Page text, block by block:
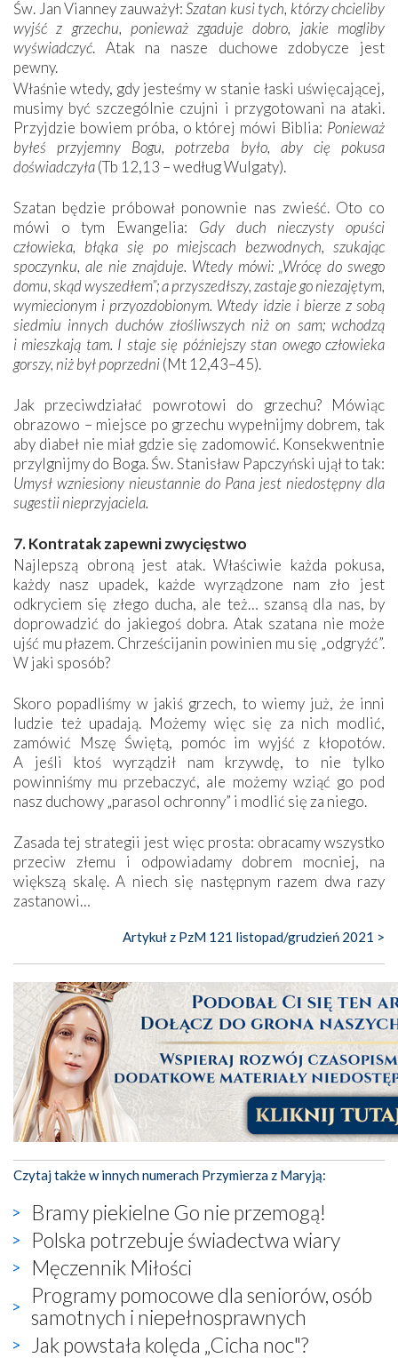
Św. Jan Vianney zauważył:Szatan kusi tych, którzy chcieliby
wyjść z grzechu, ponieważ zgaduje dobro, jakie mogliby
wyświadczyć. Atak na nasze duchowe zdobycze jest
pewny.
Właśnie wtedy, gdy jesteśmy w stanie łaski uświęcającej,
musimy być szczególnie czujni i przygotowani na ataki.
Przyjdzie bowiem próba, o której mówi Biblia: Ponieważ
byłeś przyjemny Bogu, potrzeba było, aby cię pokusa
doświadczyła(Tb 12,13 – według Wulgaty).
Szatan będzie próbował ponownie nas zwieść. Oto co
mówi o tym Ewangelia: Gdy duch nieczysty opuści
człowieka, błąka się po miejscach bezwodnych, szukając
spoczynku, ale nie znajduje. Wtedy mówi: „Wrócę do swego
domu, skąd wyszedłem”; a przyszedłszy, zastaje go niezajętym,
wymiecionym i przyozdobionym. Wtedy idzie i bierze z sobą
siedmiu innych duchów złośliwszych niż on sam; wchodzą
i mieszkają tam. I staje się późniejszy stan owego człowieka
gorszy, niż był poprzedni(Mt 12,43–45).
Jak przeciwdziałać powrotowi do grzechu? Mówiąc
obrazowo – miejsce po grzechu wypełnijmy dobrem, tak
aby diabeł nie miał gdzie się zadomowić. Konsekwentnie
przylgnijmy do Boga. Św. Stanisław Papczyński ujął to tak:
Umysł wzniesiony nieustannie do Pana jest niedostępny dla
sugestii nieprzyjaciela.
7. Kontratak zapewni zwycięstwo
Najlepszą obroną jest atak. Właściwie każda pokusa,
każdy nasz upadek, każde wyrządzone nam zło jest
odkryciem się złego ducha, ale też… szansą dla nas, by
doprowadzić do jakiegoś dobra. Atak szatana nie może
ujść mu płazem. Chrześcijanin powinien mu się „odgryźć”.
W jaki sposób?
Skoro popadliśmy w jakiś grzech, to wiemy już, że inni
ludzie też upadają. Możemy więc się za nich modlić,
zamówić Mszę Świętą, pomóc im wyjść z kłopotów.
A jeśli ktoś wyrządził nam krzywdę, to nie tylko
powinniśmy mu przebaczyć, ale możemy wziąć go pod
nasz duchowy „parasol ochronny” i modlić się za niego.
Zasada tej strategii jest więc prosta: obracamy wszystko
przeciw złemu i odpowiadamy dobrem mocniej, na
większą skalę. A niech się następnym razem dwa razy
zastanowi…
Artykuł z PzM 121 listopad/grudzień 2021 >
Czytaj także w innych numerach Przymierza z Maryją:
Bramy piekielne Go nie przemogą!
Polska potrzebuje świadectwa wiary
Męczennik Miłości
Programy pomocowe dla seniorów, osób
samotnych i niepełnosprawnych
Jak powstała kolęda „Cicha noc"?